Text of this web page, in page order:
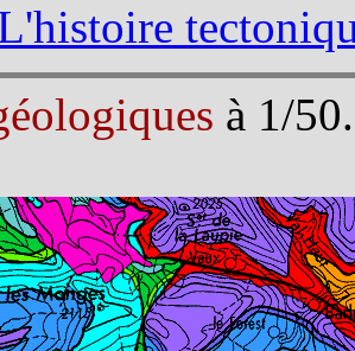
à 1/